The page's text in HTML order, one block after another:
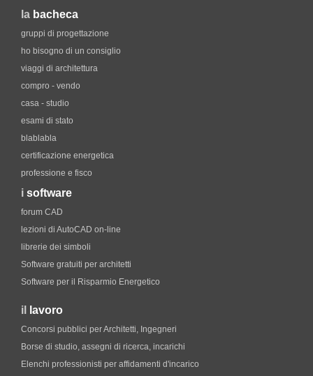
la bacheca
gruppi di progettazione
ho bisogno di un consiglio
viaggi di architettura
compro - vendo
casa - studio
esami di stato
blablabla
certificazione energetica
professione e fisco
i software
forum CAD
lezioni di AutoCAD on-line
librerie dei simboli
Software gratuiti per architetti
Software per il Risparmio Energetico
il lavoro
Concorsi pubblici per Architetti, Ingegneri
Borse di studio, assegni di ricerca, incarichi
Elenchi professionisti per affidamenti d'incarico